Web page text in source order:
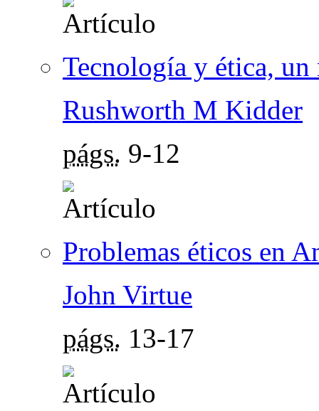
Tecnología y ética,
Rushworth M Kidder
págs. 9-12
Problemas éticos en
John Virtue
págs. 13-17